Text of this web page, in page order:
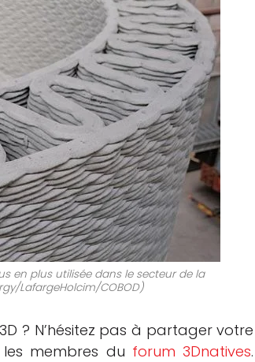
en plus utilisée dans le secteur de la
LafargeHolcim/COBOD)
? N’hésitez pas à partager votre
membres du forum 3Dnatives.